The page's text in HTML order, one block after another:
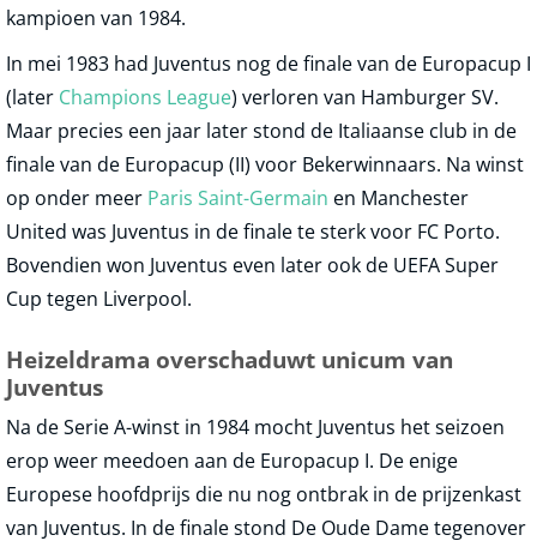
kampioen van 1984.
In mei 1983 had Juventus nog de finale van de Europacup I
(later Champions League) verloren van Hamburger SV.
Maar precies een jaar later stond de Italiaanse club in de
finale van de Europacup (II) voor Bekerwinnaars. Na winst
op onder meer Paris Saint-Germain en Manchester
United was Juventus in de finale te sterk voor FC Porto.
Bovendien won Juventus even later ook de UEFA Super
Cup tegen Liverpool.
Heizeldrama overschaduwt unicum van
Juventus
Na de Serie A-winst in 1984 mocht Juventus het seizoen
erop weer meedoen aan de Europacup I. De enige
Europese hoofdprijs die nu nog ontbrak in de prijzenkast
van Juventus. In de finale stond De Oude Dame tegenover